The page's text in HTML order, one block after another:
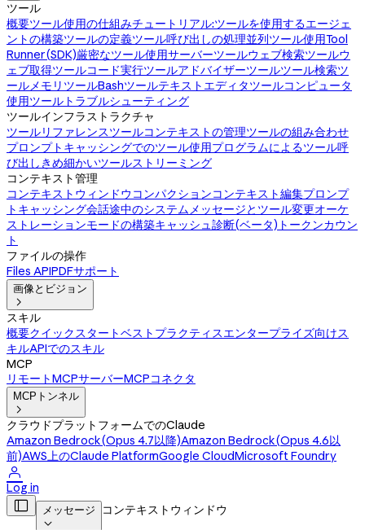
ツール
概要ツール使用の仕組みチュートリアル:ツールを使用するエージェ
ントの構築ツールの定義ツール呼び出しの処理並列ツール使用Tool
Runner(SDK)厳密なツール使用サーバーツールウェブ検索ツールウ
ェブ取得ツールコード実行ツールアドバイザーツールツール検索ツ
ールメモリツールBashツールテキストエディタツールコンピュータ
使用ツール トラブルシューティング
ツールインフラストラクチャ
ツールリファレンスツールコンテキストの管理ツールの組み合わせ
プロンプトキャッシングでのツール使用プログラムによるツール呼
び出し きめ細かいツールストリーミング
コンテキスト管理
コンテキストウィンドウ コンパクションコンテキスト編集プロンプ
トキャッシング会話途中のシステムメッセージとツール変更オーケ
ストレーションモードの構築キャッシュ診断(ベータ) トークンカウン
ト
ファイルの操作
Files APIPDFサポート
画像とビジョン

スキル
概要クイックスタートベストプラクティスエンタープライズ向けス
キルAPIでのスキル
MCP
リモートMCPサーバーMCPコネクタ
MCPトンネル

クラウドプラットフォームでのClaude
Amazon Bedrock(Opus 4.7以降)Amazon Bedrock(Opus 4.6以
前)AWS上のClaude PlatformGoogle CloudMicrosoft Foundry

Log in
 メッセージ

コンテキストウィンドウ